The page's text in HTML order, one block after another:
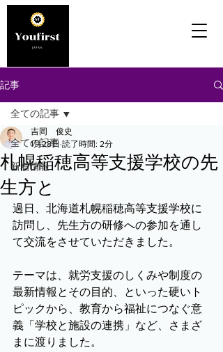
記事
全ての記事
新着情報
全ての記事
札幌稲穂高等支援学校の先
生方と
吉岡 俊史
1月28日 読了時間: 2分
過日、北海道札幌稲穂高等支援学校に
訪問し、先生方の研修への参加を通し
て交流をさせていただきました。
テーマは、就労支援のしくみや制度の
最新情報とその目的、といった硬いト
ピックから、教育から福祉につなぐ意
義「学校と施設の連携」など、さまざ
まに渡りました。